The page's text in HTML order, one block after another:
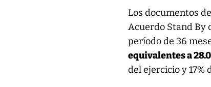
Los documentos
Acuerdo Stand By
período de 36
equivalentes a
del ejercicio y 17%